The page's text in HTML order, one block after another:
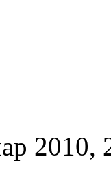
2010,